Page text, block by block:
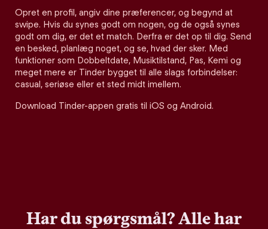
Opret en profil, angiv dine præferencer, og begynd at
swipe. Hvis du synes godt om nogen, og de også synes
godt om dig, er det et match. Derfra er det op til dig. Send
en besked, planlæg noget, og se, hvad der sker. Med
funktioner som Dobbeltdate, Musiktilstand, Pas, Kemi og
meget mere er Tinder bygget til alle slags forbindelser:
casual, seriøse eller et sted midt imellem.
Download Tinder-appen gratis til iOS og Android.
Har du spørgsmål? Alle har